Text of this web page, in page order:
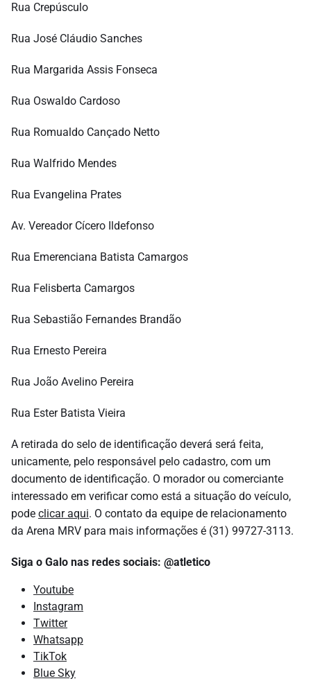
Rua Crepúsculo
Rua José Cláudio Sanches
Rua Margarida Assis Fonseca
Rua Oswaldo Cardoso
Rua Romualdo Cançado Netto
Rua Walfrido Mendes
Rua Evangelina Prates
Av. Vereador Cícero Ildefonso
Rua Emerenciana Batista Camargos
Rua Felisberta Camargos
Rua Sebastião Fernandes Brandão
Rua Ernesto Pereira
Rua João Avelino Pereira
Rua Ester Batista Vieira
A retirada do selo de identificação deverá será feita,
unicamente, pelo responsável pelo cadastro, com um
documento de identificação. O morador ou comerciante
interessado em verificar como está a situação do veículo,
pode clicar aqui. O contato da equipe de relacionamento
da Arena MRV para mais informações é (31) 99727-3113.
Siga o Galo nas redes sociais: @atletico
Youtube
Instagram
Twitter
Whatsapp
TikTok
Blue Sky